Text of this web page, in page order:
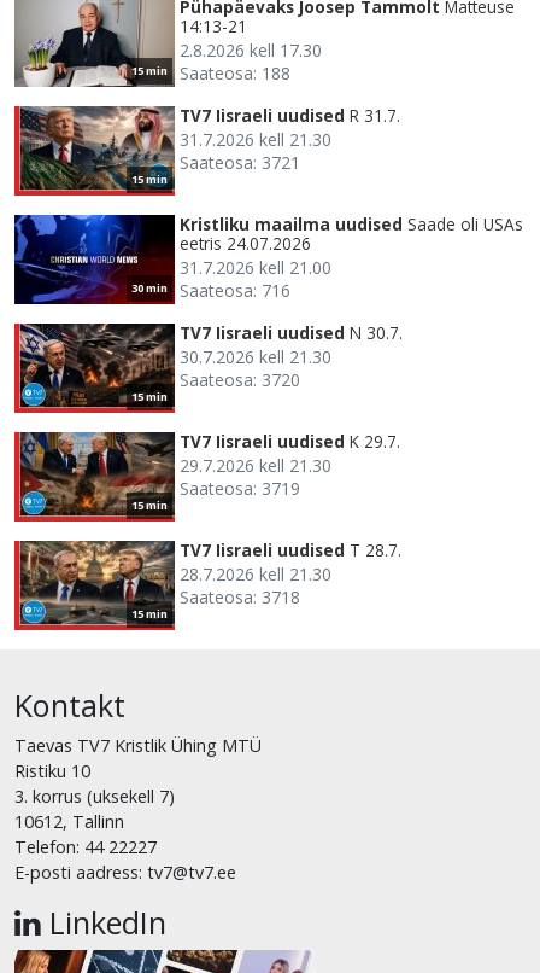
15 min
Pühapäevaks Joosep Tammolt Matteuse
14:13-21
2.8.2026 kell 17.30
Saateosa: 188
15 min
TV7 Iisraeli uudised R 31.7.
31.7.2026 kell 21.30
Saateosa: 3721
30 min
Kristliku maailma uudised Saade oli USAs
eetris 24.07.2026
31.7.2026 kell 21.00
Saateosa: 716
15 min
TV7 Iisraeli uudised N 30.7.
30.7.2026 kell 21.30
Saateosa: 3720
15 min
TV7 Iisraeli uudised K 29.7.
29.7.2026 kell 21.30
Saateosa: 3719
15 min
TV7 Iisraeli uudised T 28.7.
28.7.2026 kell 21.30
Saateosa: 3718
Kontakt
Taevas TV7 Kristlik Ühing MTÜ
Ristiku 10
3. korrus (uksekell 7)
10612, Tallinn
Telefon: 44 22227
E-posti aadress: tv7@tv7.ee
LinkedIn